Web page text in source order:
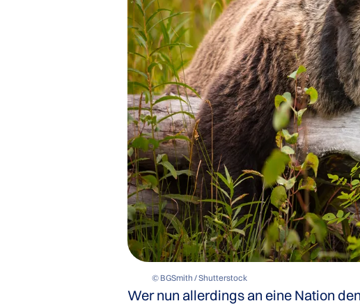
© BGSmith / Shutterstock
Wer nun allerdings an eine Nation